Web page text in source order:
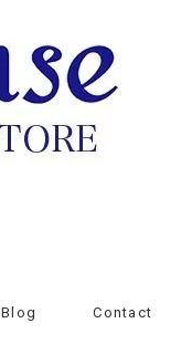
Blog Contact